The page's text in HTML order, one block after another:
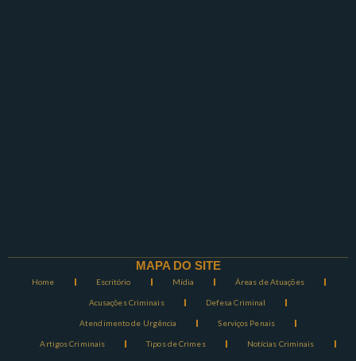
MAPA DO SITE
Home Escritório Mídia Áreas de Atuações
Acusações Criminais Defesa Criminal
Atendimento de Urgência Serviços Penais
Artigos Criminais Tipos de Crimes Notícias Criminais